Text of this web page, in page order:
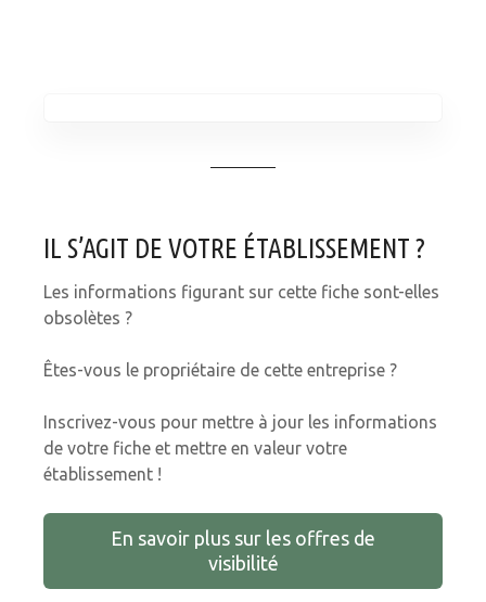
IL S’AGIT DE VOTRE ÉTABLISSEMENT ?
Les informations figurant sur cette fiche sont-elles
obsolètes ?
Êtes-vous le propriétaire de cette entreprise ?
Inscrivez-vous pour mettre à jour les informations
de votre fiche et mettre en valeur votre
établissement !
En savoir plus sur les offres de
visibilité